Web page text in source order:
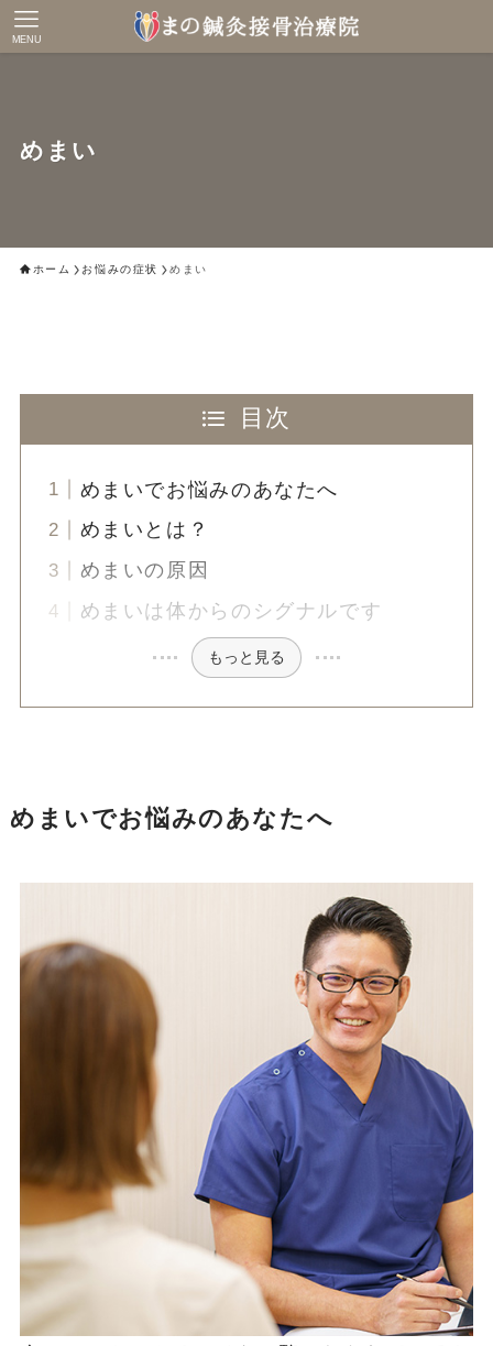
MENU
めまい
ホーム お悩みの症状 めまい
目次
めまいでお悩みのあなたへ
めまいとは？
めまいの原因
めまいは体からのシグナルです
もっと見る
めまいでお悩みのあなたへ